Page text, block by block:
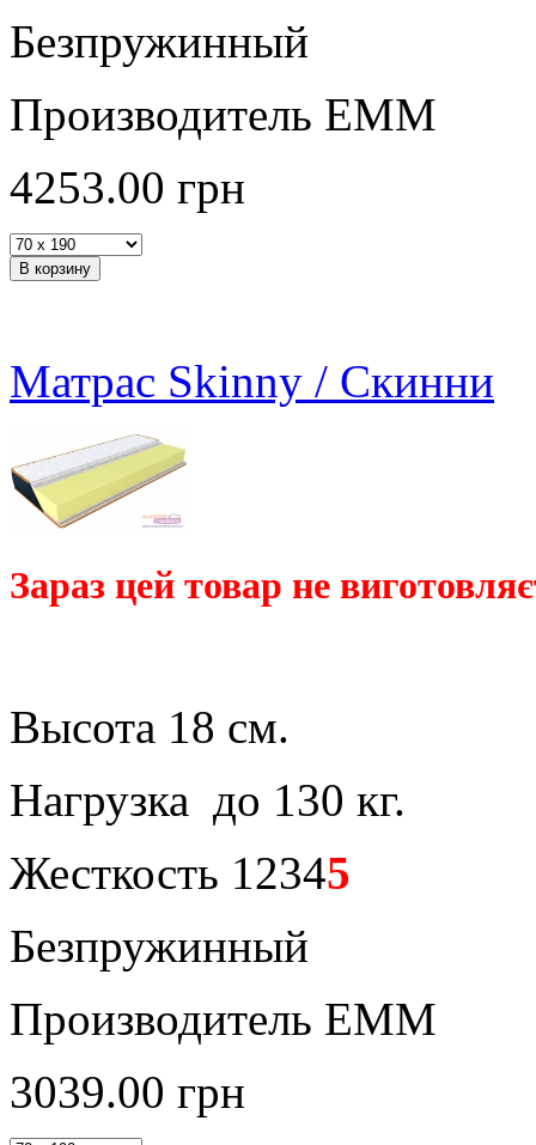
Безпружинный
Производитель ЕММ
4253.00 грн
Матрас Skinny / Скинни
Зараз цей товар не
Высота 18 см.
Нагрузка до 130 кг.
Жесткость 12345
Безпружинный
Производитель ЕММ
3039.00 грн